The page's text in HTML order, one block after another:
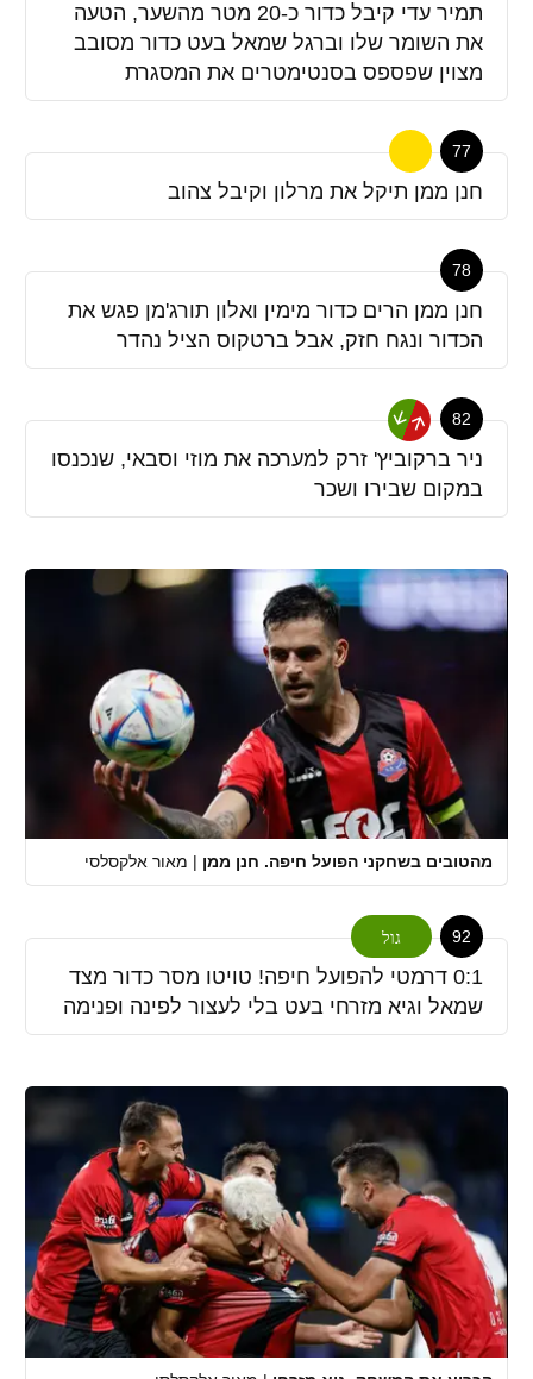
תמיר עדי קיבל כדור כ-20 מטר מהשער, הטעה
את השומר שלו וברגל שמאל בעט כדור מסובב
מצוין שפספס בסנטימטרים את המסגרת
77
חנן ממן תיקל את מרלון וקיבל צהוב
78
חנן ממן הרים כדור מימין ואלון תורג'מן פגש את
הכדור ונגח חזק, אבל ברטקוס הציל נהדר
82
ניר ברקוביץ' זרק למערכה את מוזי וסבאי, שנכנסו
במקום שבירו ושכר
מהטובים בשחקני הפועל חיפה. חנן ממן | מאור אלקסלסי
92 גול
0:1 דרמטי להפועל חיפה! טויטו מסר כדור מצד
שמאל וגיא מזרחי בעט בלי לעצור לפינה ופנימה